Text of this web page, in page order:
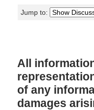
Jump to:
All
of any
damages